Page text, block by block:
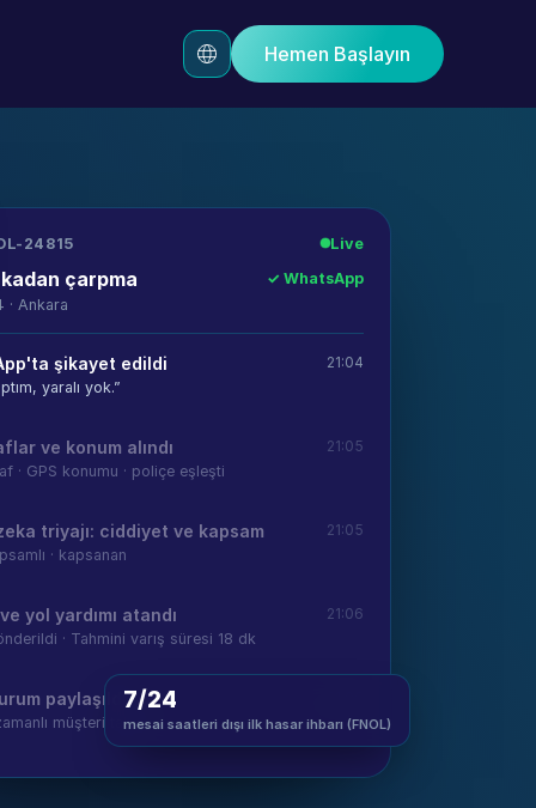
Hemen Başlayın
7/24
mesai saatleri dışı ilk hasar ihbarı (FNOL)
24815 Live
çarpma
✓ WhatsApp
· Ankara
şikayet edildi
21:04
yaralı yok.”
ve konum alındı
21:05
· GPS konumu · poliçe eşleşti
triyajı: ciddiyet ve kapsam
21:05
· kapsanan
yol yardımı atandı
21:06
· Tahmini varış süresi 18 dk
paylaşıldı
müşteri takibi